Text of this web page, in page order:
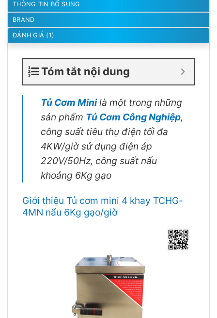
THÔNG TIN BỔ SUNG
BRAND
ĐÁNH GIÁ (1)
Tóm tắt nội dung
Tủ Cơm Minilà một trong những
sản phẩm Tủ Cơm Công Nghiệp,
công suất tiêu thụ điện tối đa
4KW/giờ sử dụng điện áp
220V/50Hz, công suất nấu
khoảng 6Kg gạo
Giới thiệu Tủ cơm mini 4 khay TCHG-
4MN nấu 6Kg gạo/giờ